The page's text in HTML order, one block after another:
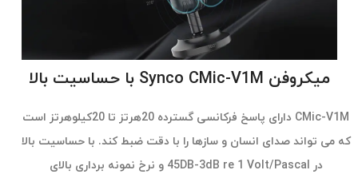
میکروفن Synco CMic-V1M با حساسیت بالا
CMic-V1M دارای پاسخ فرکانسی گسترده 20هرتز تا 20کیلوهرتز است
که می تواند صدای انسان و سازها را با دقت ضبط کند. با حساسیت بالا
در 45DB-3dB re 1 Volt/Pascal و نرخ نمونه برداری بالای